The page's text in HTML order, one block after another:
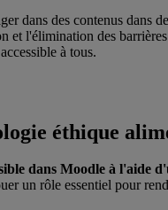
dans des contenus dans
et l'élimination des
à tous.
éthique
dans Moodle à l'aide
un rôle essentiel pour